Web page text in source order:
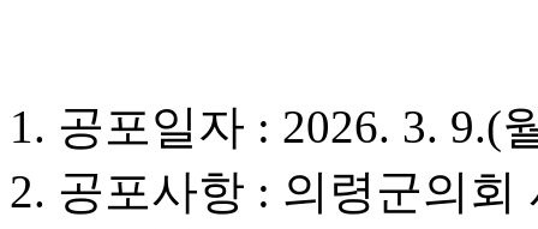
1. 공포일자 : 2026. 3. 9.(
2. 공포사항 : 의령군의